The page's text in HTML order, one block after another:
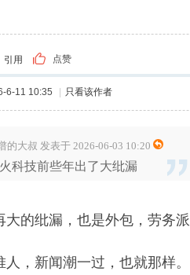
引用 点赞
6-11 10:35 只看该作者
的大叔 发表于 2026-06-03 10:20
科技前些年出了大纰漏
大的纰漏，也是外包，劳务派
人，新闻潮一过，也就那样。